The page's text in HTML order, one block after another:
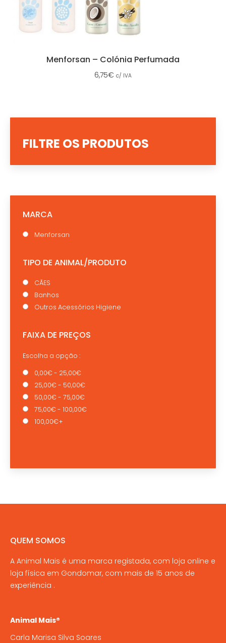
Menforsan – Colónia Perfumada
6,75€ c/ IVA
FILTRE OS PRODUTOS
MARCA
Menforsan
TIPO DE ANIMAL/PRODUTO
CÃES
Banhos
Outros Acessórios Higiene
FAIXA DE PREÇOS
Escolha a opção :
0,00€ - 25,00€
25,00€ - 50,00€
50,00€ - 75,00€
75,00€ - 100,00€
100,00€+
QUEM SOMOS
A Animal Mais é uma marca registada, com loja online e
loja física em Gondomar, com mais de 15 anos de
experiência .
Animal Mais®
Carla Marisa Silva Soares